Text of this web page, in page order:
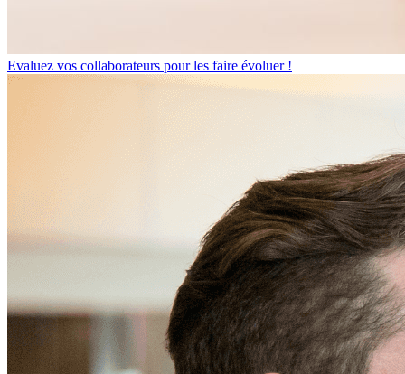
Evaluez vos collaborateurs pour les faire évoluer !